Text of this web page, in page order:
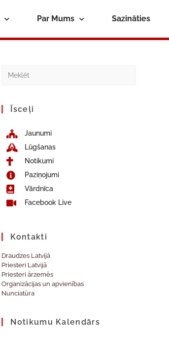
Par Mums Sazināties
Īsceļi
Jaunumi
Lūgšanas
Notikumi
Paziņojumi
Vārdnīca
Facebook Live
Kontakti
Draudzes Latvijā
Priesteri Latvijā
Priesteri ārzemēs
Organizācijas un apvienības
Nunciatūra
Notikumu Kalendārs